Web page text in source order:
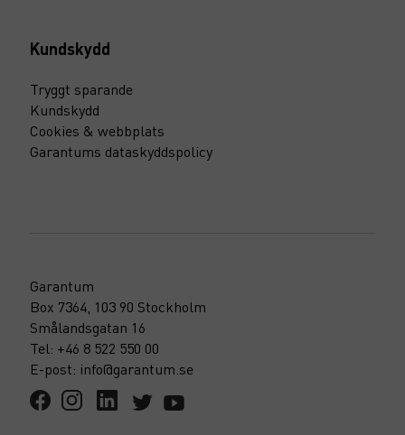
Kundskydd
Tryggt sparande
Kundskydd
Cookies & webbplats
Garantums dataskyddspolicy
Garantum
Box 7364, 103 90 Stockholm
Smålandsgatan 16
Tel: +46 8 522 550 00
E-post: info@garantum.se